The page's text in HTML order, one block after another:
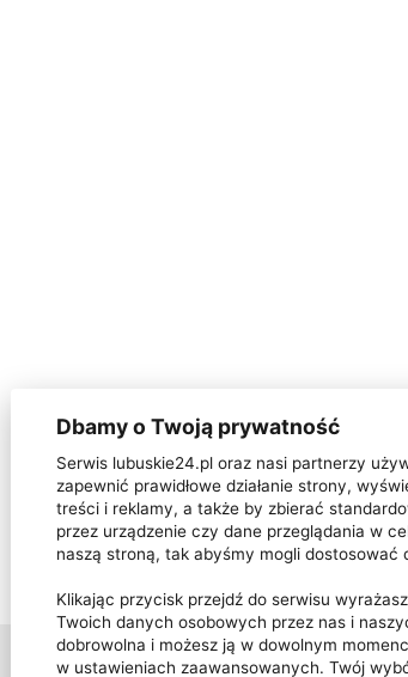
Dbamy o Twoją prywatność
Serwis lubuskie24.pl oraz nasi partnerzy
zapewnić prawidłowe działanie strony,
treści i reklamy, a także by zbierać
przez urządzenie czy dane przeglądania w
naszą stroną, tak abyśmy mogli dostosować
Klikając przycisk przejdź do serwisu
Twoich danych osobowych przez nas i
dobrowolna i możesz ją w dowolnym
w ustawieniach zaawansowanych. Twój